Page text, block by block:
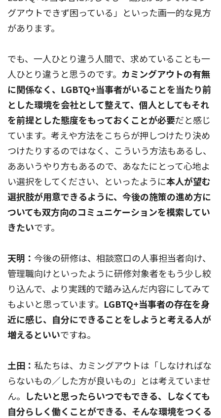
グアウトできず困っている」といった画一的な見方
があります。
でも、一人ひとり違う人間で、求めていることも一
人ひとり違うと思うのです。 カミングアウトの有無
に関係なく、LGBTQ+当事者がいることを当たり前
とした環境を会社として整えて、個人としてもそれ
を前提とした態度をもっておくことが必要だと感じ
ています。考えや方法をこちらが押しつけたり決め
つけたりするのではなく、こういう方法もあるし、
ああいうやり方もあるので、あなたにとって心地よ
い選択をしてください、といったように本人が望む
選択肢が用意できるように、今後の施策の進め方に
ついても双方向のコミュニケーションを模索してい
きたいです。
天明： 今後の研修は、相談窓口の人事担当者向け、
管理職向けといったように研修対象者をもう少し絞
り込んで、より実践的で踏み込んだ内容にしてみて
もよいと思っています。 LGBTQ+当事者の存在を身
近に感じ、自分にできることをしようと考える人が
増えるといいですね。
土田： 私たちは、カミングアウトは「しなければな
らないもの／した方が良いもの」とは考えていませ
ん。 したいと思ったらいつでもできる、しなくても
自分らしく働くことができる、そんな環境をつくる